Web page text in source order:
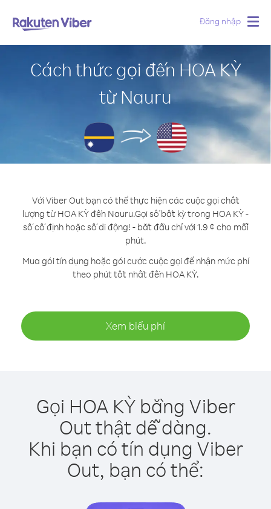
Đăng nhập
Cách thức gọi đến HOA KỲ
từ Nauru
Với Viber Out bạn có thể thực hiện các cuộc gọi chất
lượng từ HOA KỲ đến Nauru.Gọi số bất kỳ trong HOA KỲ -
số cố định hoặc số di động! - bắt đầu chỉ với 1.9 ¢ cho mỗi
phút.
Mua gói tín dụng hoặc gói cước cuộc gọi để nhận mức phí
theo phút tốt nhất đến HOA KỲ.
Xem biểu phí
Gọi HOA KỲ bằng Viber
Out thật dễ dàng.
Khi bạn có tín dụng Viber
Out, bạn có thể: